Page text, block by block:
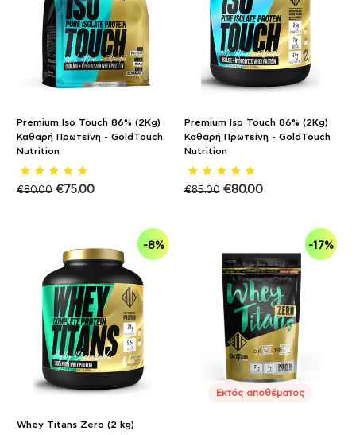
Premium Iso Touch 86% (2Kg)
Καθαρή Πρωτεΐνη - GoldTouch
Nutrition
€80.00 €75.00
Premium Iso Touch 86% (2Kg)
Καθαρή Πρωτεΐνη - GoldTouch
Nutrition
€85.00 €80.00
-8%
Whey Titans Zero (2 kg)
-17%
Εκτός αποθέματος